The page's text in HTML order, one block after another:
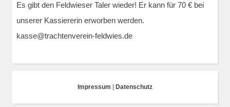
Es gibt den Feldwieser Taler wieder! Er kann für 70 € bei
unserer Kassiererin erworben werden.
kasse@trachtenverein-feldwies.de
Impressum Datenschutz